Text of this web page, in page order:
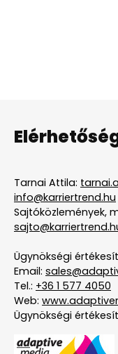
Tarnai Attila:
info@karriertrend.hu
Sajtóközlemények,
Ügynökségi
Email:
Tel.: +36 1 577 4050
Web:
Ügynökségi